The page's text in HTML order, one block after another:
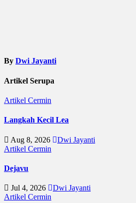
By Dwi Jayanti
Artikel Serupa
Artikel Cermin
Langkah Kecil Lea
Aug 8, 2026
Dwi Jayanti
Artikel Cermin
Dejavu
Jul 4, 2026
Dwi Jayanti
Artikel Cermin